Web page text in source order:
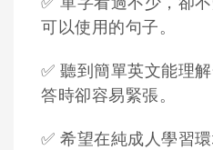
可以使用的句子。
✅ 聽到簡單英文能理
答時卻容易緊張。
✅ 希望在純成人學習